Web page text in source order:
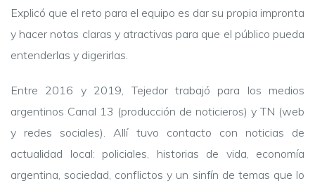
Explicó que el reto para el equipo es dar su propia impronta
y hacer notas claras y atractivas para que el público pueda
entenderlas y digerirlas.
Entre 2016 y 2019, Tejedor trabajó para los medios
argentinos Canal 13 (producción de noticieros) y TN (web
y redes sociales). Allí tuvo contacto con noticias de
actualidad local: policiales, historias de vida, economía
argentina, sociedad, conflictos y un sinfín de temas que lo